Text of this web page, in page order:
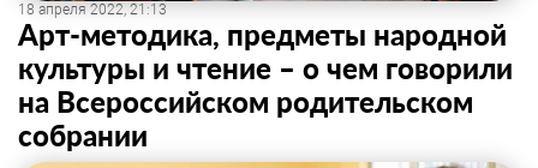
18 апреля 2022, 21:13
Арт-методика, предметы народной
культуры и чтение – о чем говорили
на Всероссийском родительском
собрании